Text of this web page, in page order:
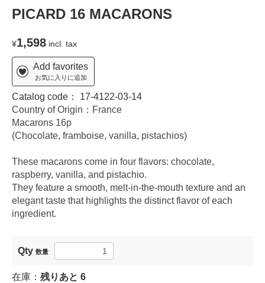
PICARD 16 MACARONS
¥1,598 incl. tax
Add favorites
お気に入りに追加
Catalog code： 17-4122-03-14
Country of Origin：France
Macarons 16p
(Chocolate, framboise, vanilla, pistachios)
These macarons come in four flavors: chocolate,
raspberry, vanilla, and pistachio.
They feature a smooth, melt-in-the-mouth texture and an
elegant taste that highlights the distinct flavor of each
ingredient.
Qty 数量
在庫： 残りあと 6